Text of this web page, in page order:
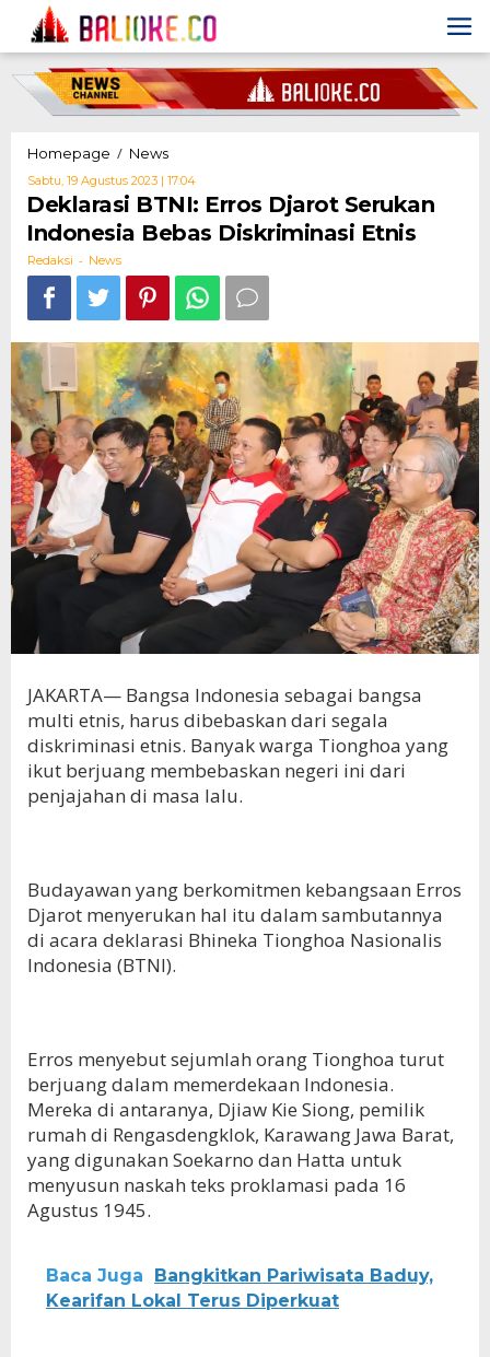
content
Homepage / NewsDeklarasi
BTNI:
Erros
Djarot
Serukan
Diskriminasi
Etnis
Sabtu, 19 Agustus 2023 | 17:04Oleh
Redaksi
Deklarasi BTNI: Erros Djarot Serukan
Indonesia Bebas Diskriminasi Etnis
Redaksi - News
JAKARTA— Bangsa Indonesia sebagai bangsa
multi etnis, harus dibebaskan dari segala
diskriminasi etnis. Banyak warga Tionghoa yang
ikut berjuang membebaskan negeri ini dari
penjajahan di masa lalu.
Budayawan yang berkomitmen kebangsaan Erros
Djarot menyerukan hal itu dalam sambutannya
di acara deklarasi Bhineka Tionghoa Nasionalis
Indonesia (BTNI).
Erros menyebut sejumlah orang Tionghoa turut
berjuang dalam memerdekaan Indonesia.
Mereka di antaranya, Djiaw Kie Siong, pemilik
rumah di Rengasdengklok, Karawang Jawa Barat,
yang digunakan Soekarno dan Hatta untuk
menyusun naskah teks proklamasi pada 16
Agustus 1945.
Baca Juga
Bangkitkan Pariwisata Baduy,
Kearifan Lokal Terus Diperkuat